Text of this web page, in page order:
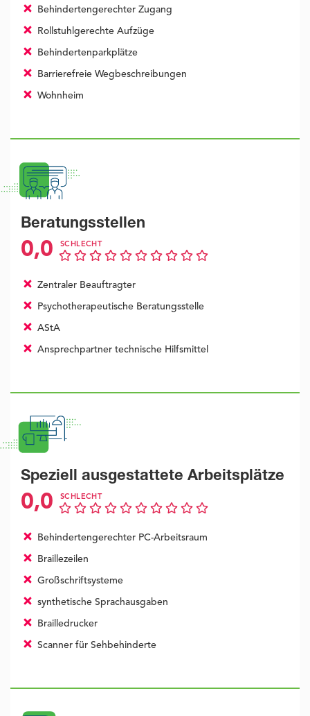
Behindertengerechter Zugang
Rollstuhlgerechte Aufzüge
Behindertenparkplätze
Barrierefreie Wegbeschreibungen
Wohnheim
Beratungsstellen
0,0 SCHLECHT
Zentraler Beauftragter
Psychotherapeutische Beratungsstelle
AStA
Ansprechpartner technische Hilfsmittel
Speziell ausgestattete Arbeitsplätze
0,0 SCHLECHT
Behindertengerechter PC-Arbeitsraum
Braillezeilen
Großschriftsysteme
synthetische Sprachausgaben
Brailledrucker
Scanner für Sehbehinderte